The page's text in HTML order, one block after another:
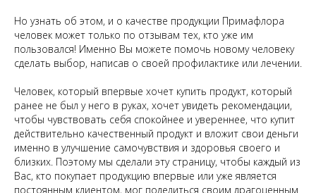
Но узнать об этом, и о качестве продукции Примафлора
человек может только по отзывам тех, кто уже им
пользовался! Именно Вы можете помочь новому человеку
сделать выбор, написав о своей профилактике или лечении.
Человек, который впервые хочет купить продукт, который
ранее не был у него в руках, хочет увидеть рекомендации,
чтобы чувствовать себя спокойнее и увереннее, что купит
действительно качественный продукт и вложит свои деньги
именно в улучшение самочувствия и здоровья своего и
близких. Поэтому мы сделали эту страницу, чтобы каждый из
Вас, кто покупает продукцию впервые или уже является
постоянным клиентом, мог поделиться своим драгоценным